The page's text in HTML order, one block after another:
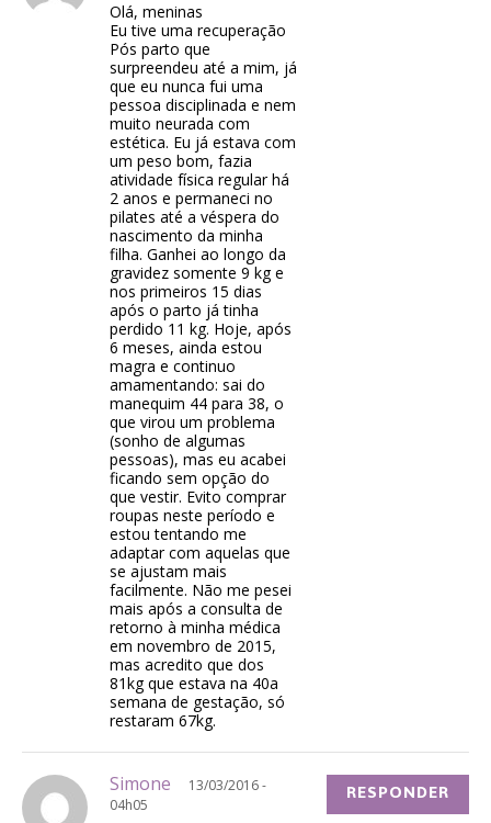
Olá, meninas
Eu tive uma recuperação
Pós parto que
surpreendeu até a mim, já
que eu nunca fui uma
pessoa disciplinada e nem
muito neurada com
estética. Eu já estava com
um peso bom, fazia
atividade física regular há
2 anos e permaneci no
pilates até a véspera do
nascimento da minha
filha. Ganhei ao longo da
gravidez somente 9 kg e
nos primeiros 15 dias
após o parto já tinha
perdido 11 kg. Hoje, após
6 meses, ainda estou
magra e continuo
amamentando: sai do
manequim 44 para 38, o
que virou um problema
(sonho de algumas
pessoas), mas eu acabei
ficando sem opção do
que vestir. Evito comprar
roupas neste período e
estou tentando me
adaptar com aquelas que
se ajustam mais
facilmente. Não me pesei
mais após a consulta de
retorno à minha médica
em novembro de 2015,
mas acredito que dos
81kg que estava na 40a
semana de gestação, só
restaram 67kg.
Simone
13/03/2016 -
04h05
RESPONDER